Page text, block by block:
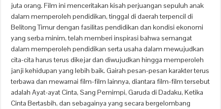
juta orang. Film ini menceritakan kisah perjuangan sepuluh anak
dalam memperoleh pendidikan, tinggal di daerah terpencil di
Belitong Timur dengan fasilitas pendidikan dan kondisi ekonomi
yang serba minim, telah memberi inspirasi bahwa semangat
dalam memperoleh pendidikan serta usaha dalam mewujudkan
cita-cita harus terus dikejar dan diwujudkan hingga memperoleh
janji kehidupan yang lebih baik. Gairah pesan-pesan karakter terus
terbawa dan mewarnai film-film lainnya, diantara film-film tersebut
adalah Ayat-ayat Cinta, Sang Pemimpi, Garuda di Dadaku, Ketika
Cinta Bertasbih, dan sebagainya yang secara bergelombang